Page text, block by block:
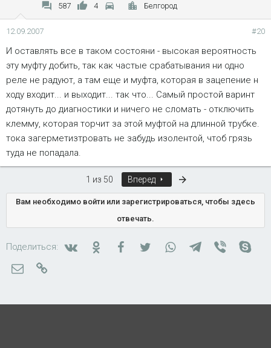
передвижения они оказывались убитыми в хлам. А перед
продажей можно и латунь до золотого блеска отпидорить.
587 4 Белгород
12.09.2007 #20
И оставлять все в таком состояни - высокая вероятность
эту муфту добить, так как частые срабатывания ни одно
реле не радуют, а там еще и муфта, которая в зацепение н
ходу входит... и выходит... так что... Самый простой варинт
дотянуть до диагностики и ничего не сломать - отключить
клемму, которая торчит за этой муфтой на длинной трубке.
тока загерметизтровать не забудь изолентой, чтоб грязь
туда не попадала.
1 из 50 Вперед
Вам необходимо войти или зарегистрироваться, чтобы здесь
отвечать.
Поделиться: ВконтактеОдноклассники
FacebookTwitterWhatsAppTelegram
Viber
Электронная почта